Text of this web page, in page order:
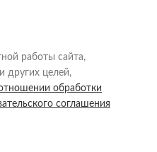
работы сайта,
других целей,
обработки
соглашения